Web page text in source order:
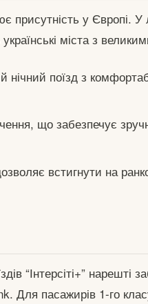
присутність у Європі.
міста з
нічний поїзд з
що забезпечує
встигнути на
“Інтерсіті+” нарешті
Для пасажирів 1-го